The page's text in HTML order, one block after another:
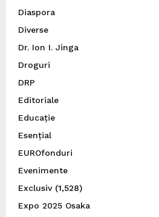
Diaspora
Diverse
Dr. Ion I. Jinga
Droguri
DRP
Editoriale
Educație
Esențial
EUROfonduri
Evenimente
Exclusiv(1,528)
Expo 2025 Osaka